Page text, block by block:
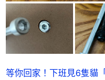
等你回家！下班見6隻